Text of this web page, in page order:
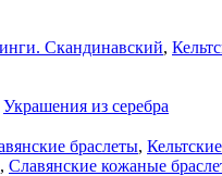
Скандинавский,
Украшения из серебра
браслеты,
, Славянские кожаные